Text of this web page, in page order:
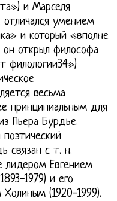
и Марселя
умением
и который «вполне
он открыл философа
филологии34»)
весьма
принципиальным для
Пьера Бурдье.
связан с т. н.
лидером Евгением
1979) и его
(1920-1999).